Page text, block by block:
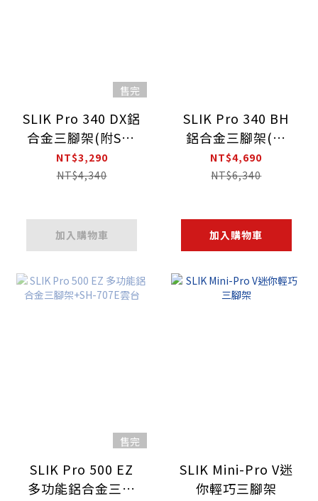
售完
SLIK Pro 340 DX鋁
合金三腳架(附SH-
705E雲台)
NT$3,290
NT$4,340
加入購物車
SLIK Pro 340 BH
鋁合金三腳架(附
SBH-200DQ雲台)
NT$4,690
NT$6,340
加入購物車
售完
SLIK Pro 500 EZ
多功能鋁合金三腳
SLIK Mini-Pro V迷
你輕巧三腳架